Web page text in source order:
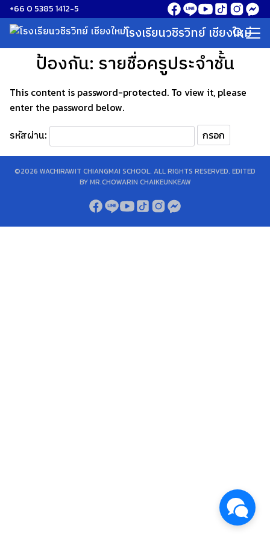
Skip
to
content
+66 0 5385 1412-5
โรงเรียนวชิรวิทย์ เชียงใหม่
Search
for:
ป้องกัน: รายชื่อครูประจำชั้น
This content is password-protected. To view it, please
enter the password below.
รหัสผ่าน:
©2026 WACHIRAWIT CHIANGMAI SCHOOL. ALL RIGHTS RESERVED. EDITED
BY MR.CHOWARIN CHAIKEUNKEAW